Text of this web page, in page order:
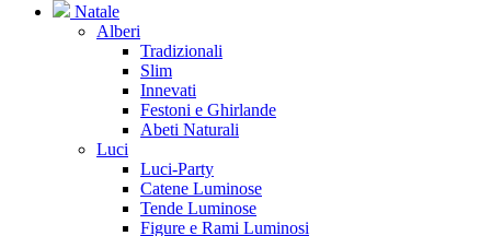
Natale
Alberi
Tradizionali
Slim
Innevati
Festoni e Ghirlande
Abeti Naturali
Luci
Luci-Party
Catene Luminose
Tende Luminose
Figure e Rami Luminosi